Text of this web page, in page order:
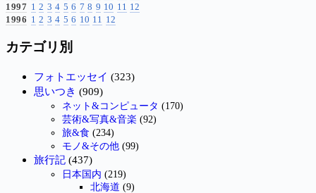
1997 1 2 3 4 5 6 7 8 9 10 11 12
1996 1 2 3 4 5 6 10 11 12
カテゴリ別
フォトエッセイ (323)
思いつき (909)
ネット&コンピュータ (170)
芸術&写真&音楽 (92)
旅&食 (234)
モノ&その他 (99)
旅行記 (437)
日本国内 (219)
北海道 (9)